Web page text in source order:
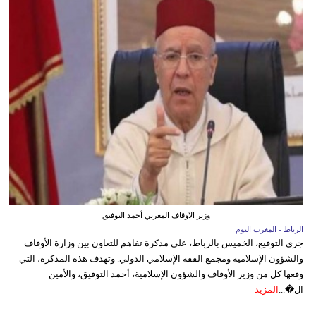
وزير الاوقاف المغربي أحمد التوفيق
الرباط - المغرب اليوم
جرى التوقيع، الخميس بالرباط، على مذكرة تفاهم للتعاون بين وزارة الأوقاف
والشؤون الإسلامية ومجمع الفقه الإسلامي الدولي. وتهدف هذه المذكرة، التي
وقعها كل من وزير الأوقاف والشؤون الإسلامية، أحمد التوفيق، والأمين
ال�... المزيد